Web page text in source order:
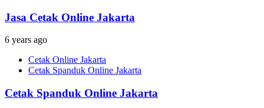
Jasa Cetak Online Jakarta
6 years ago
Cetak Online Jakarta
Cetak Spanduk Online Jakarta
Cetak Spanduk Online Jakarta